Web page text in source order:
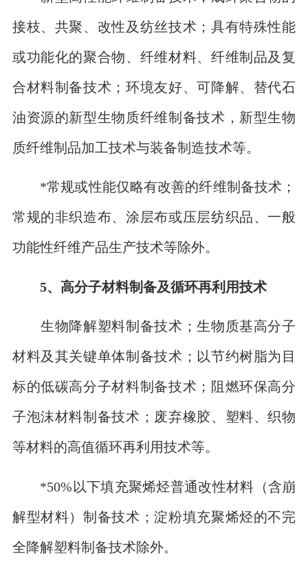
接枝、共聚、改性及纺丝技术；具有特殊性能
或功能化的聚合物、纤维材料、纤维制品及复
合材料制备技术；环境友好、可降解、替代石
油资源的新型生物质纤维制备技术，新型生物
质纤维制品加工技术与装备制造技术等。
*常规或性能仅略有改善的纤维制备技术；
常规的非织造布、涂层布或压层纺织品、一般
功能性纤维产品生产技术等除外。
5、高分子材料制备及循环再利用技术
生物降解塑料制备技术；生物质基高分子
材料及其关键单体制备技术；以节约树脂为目
标的低碳高分子材料制备技术；阻燃环保高分
子泡沫材料制备技术；废弃橡胶、塑料、织物
等材料的高值循环再利用技术等。
*50%以下填充聚烯烃普通改性材料（含崩
解型材料）制备技术；淀粉填充聚烯烃的不完
全降解塑料制备技术除外。